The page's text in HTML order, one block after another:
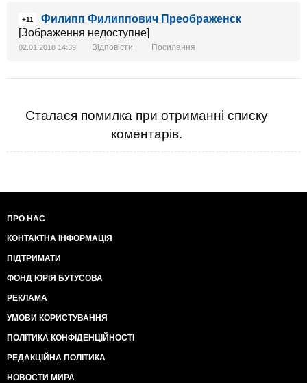
+11
Филипп Филиппович Преображенск
[Зображення недоступне]
02.01.2018 14:39 Відповісти Посилання
Сталася помилка при отриманні списку
коментарів.
ПРО НАС
КОНТАКТНА ІНФОРМАЦІЯ
ПІДТРИМАТИ
ФОНД ЮРІЯ БУТУСОВА
РЕКЛАМА
УМОВИ КОРИСТУВАННЯ
ПОЛІТИКА КОНФІДЕНЦІЙНОСТІ
РЕДАКЦІЙНА ПОЛІТИКА
НОВОСТИ МИРА